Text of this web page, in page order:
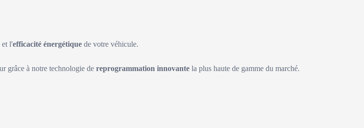
et l'efficacité énergétique de votre véhicule.
grâce à notre technologie de reprogrammation innovante la plus haute de gamme du marché.